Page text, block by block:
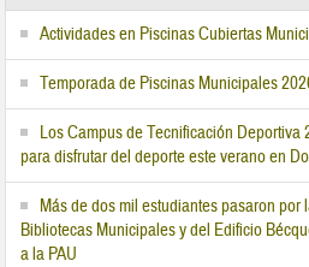
Actividades en Piscinas Cubiertas
Temporada de Piscinas Municipales
Los Campus de Tecnificación
para disfrutar del deporte este verano en
Más de dos mil estudiantes pasaron por
Bibliotecas Municipales y del Edificio
a la PAU